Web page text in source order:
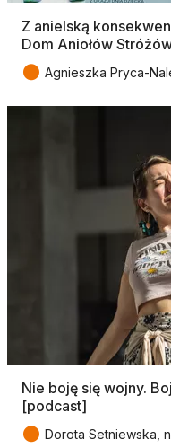
Z anielską
Dom Aniołów
● Agnieszka Pryca-
Nie boję się wojny.
[podcast]
● Dorota Setniewska,